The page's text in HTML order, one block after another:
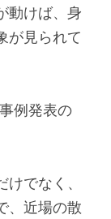
動けば、身
が見られて
例発表の
でなく、
、近場の散